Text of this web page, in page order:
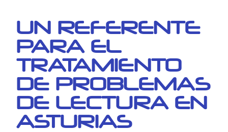
UN REFERENTE
PARA EL
TRATAMIENTO
DE PROBLEMAS
DE LECTURA EN
ASTURIAS